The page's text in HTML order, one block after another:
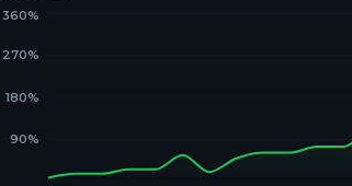
90%
180%
270%
360%